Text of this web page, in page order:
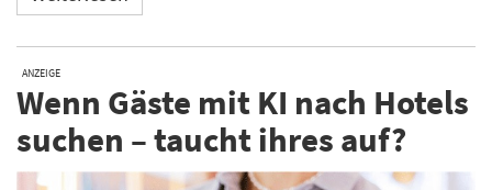
ANZEIGE
Wenn Gäste mit KI nach Hotels
suchen – taucht ihres auf?